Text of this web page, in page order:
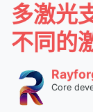
多激光
不同的
Core